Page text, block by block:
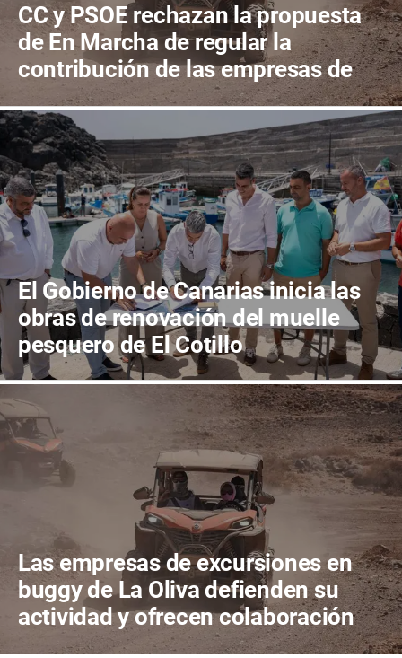
CC y PSOE rechazan la propuesta
de En Marcha de regular la
contribución de las empresas de
quads al mantenimiento de las
pistas de tierra de La Oliva
El Gobierno de Canarias inicia las
obras de renovación del muelle
pesquero de El Cotillo
Las empresas de excursiones en
buggy de La Oliva defienden su
actividad y ofrecen colaboración
para proteger el territorio